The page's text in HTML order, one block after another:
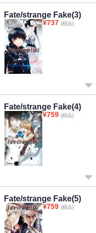
Fate/strange Fake(3)
¥737 (税込)
Fate/strange Fake(4)
¥759 (税込)
Fate/strange Fake(5)
¥759 (税込)